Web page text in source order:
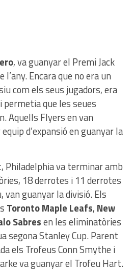
, va guanyar el Premi Jack
Encara que no era un
com els seus jugadors, era
permetia que les seues
Aquells Flyers en van
d’expansió en guanyar la
Philadelphia va terminar amb
18 derrotes i 11 derrotes
van guanyar la divisió. Els
Toronto Maple Leafs, New
Sabresen les eliminatòries
segona Stanley Cup. Parent
els Trofeus Conn Smythe i
va guanyar el Trofeu Hart.